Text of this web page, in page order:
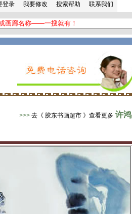
>>> 去《 胶东书画超市 》查看更多 许